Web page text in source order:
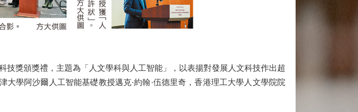
獎頒獎禮，主題為「人文學科與人工智能」，以表揚對發展人文科技作出超
學阿沙爾人工智能基礎教授邁克·約翰·伍德里奇，香港理工大學人文學院院